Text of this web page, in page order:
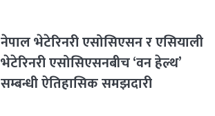
नेपाल भेटेरिनरी एसोसिएसन र एसियाली
भेटेरिनरी एसोसिएसनबीच ‘वन हेल्थ’
सम्बन्धी ऐतिहासिक समझदारी